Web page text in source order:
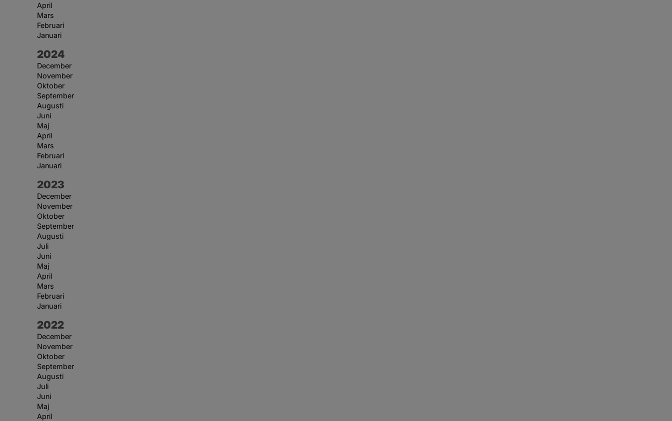
April
Mars
Februari
Januari
År:
2024
December
November
Oktober
September
Augusti
Juni
Maj
April
Mars
Februari
Januari
År:
2023
December
November
Oktober
September
Augusti
Juli
Juni
Maj
April
Mars
Februari
Januari
År:
2022
December
November
Oktober
September
Augusti
Juli
Juni
Maj
April